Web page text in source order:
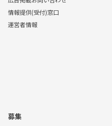
情報提供(受付)窓口
運営者情報
募集